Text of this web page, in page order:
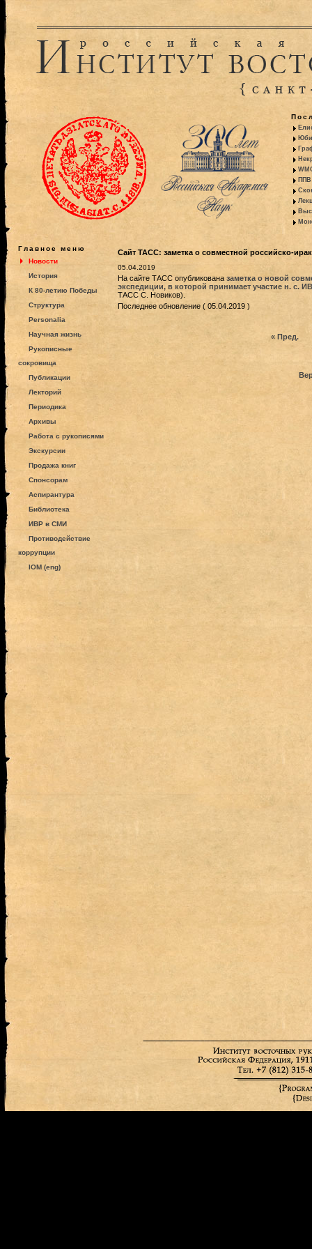
ППВ
Главное меню
Новости
История
К 80-летию Победы
Структура
Personalia
Научная жизнь
Рукописные
сокровища
Публикации
Лекторий
Периодика
Архивы
Работа с рукописями
Экскурсии
Продажа книг
Спонсорам
Аспирантура
Библиотека
ИВР в СМИ
Противодействие
коррупции
IOM (eng)
Cайт ТАСС: заметка о совместной российско-
05.04.2019
На сайте ТАСС опубликована заметка о новой
экспедиции, в которой принимает участие н. с.
ТАСС С. Новиков).
Последнее обновление ( 05.04.2019 )
« Пред.